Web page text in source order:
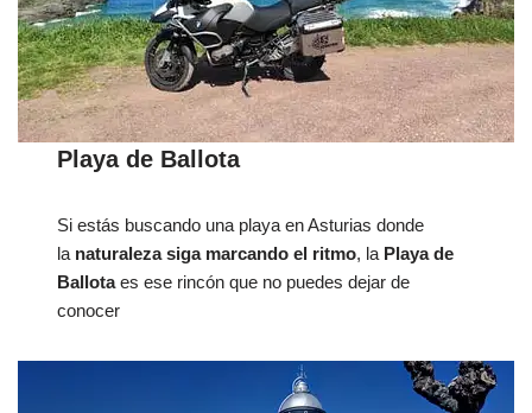
Playa de Ballota
Si estás buscando una playa en Asturias donde
la naturaleza siga marcando el ritmo, la Playa de
Ballotaes ese rincón que no puedes dejar de
conocer